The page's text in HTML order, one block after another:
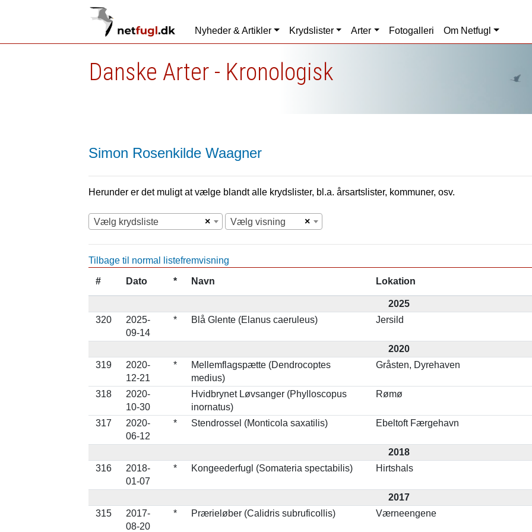
Nyheder & Artikler Krydslister Arter Fotogalleri Om Netfugl
Danske Arter - Kronologisk
Simon Rosenkilde Waagner
Herunder er det muligt at vælge blandt alle krydslister, bl.a. årsartslister, kommuner, osv.
×
Vælg krydsliste ×
Vælg visning
Tilbage til normal listefremvisning
# Dato * Navn Lokation
2025
320
2025-
09-14
* Blå Glente (Elanus caeruleus) Jersild
2020
319
2020-
12-21
*
Mellemflagspætte (Dendrocoptes
medius)
Gråsten, Dyrehaven
318
2020-
10-30
Hvidbrynet Løvsanger (Phylloscopus
inornatus)
Rømø
317
2020-
06-12
* Stendrossel (Monticola saxatilis) Ebeltoft Færgehavn
2018
316
2018-
01-07
* Kongeederfugl (Somateria spectabilis) Hirtshals
2017
315
2017-
08-20
* Prærieløber (Calidris subruficollis) Værneengene